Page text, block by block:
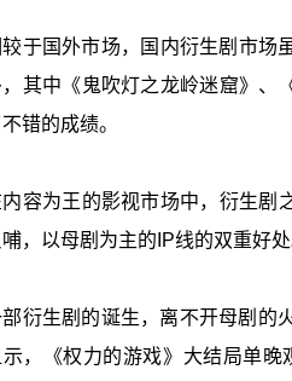
于国外市场，国内衍生剧市场
，其中《鬼吹灯之龙岭迷窟》、
不错的成绩。
容为王的影视市场中，衍生剧
，以母剧为主的IP线的双重好处
衍生剧的诞生，离不开母剧的
示，《权力的游戏》大结局单